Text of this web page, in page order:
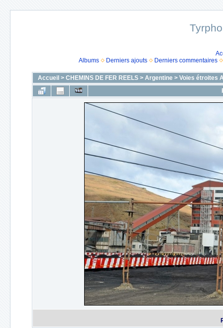
Albums
Derniers ajouts Derniers commentaires
Accueil > CHEMINS DE FER REELS> Argentine> Voies étroites